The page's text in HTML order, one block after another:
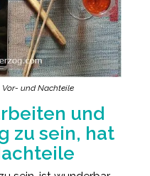
und Nachteile
und
zu sein, hat